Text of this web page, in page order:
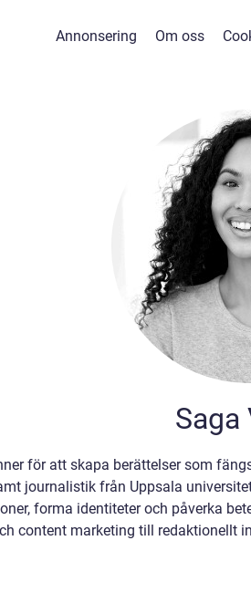
Annonsering Om oss
Saga
för att skapa berättelser som
journalistik från Uppsala
forma identiteter och påverka
content marketing till redaktionellt